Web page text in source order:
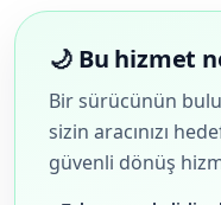
🌙 Bu hizmet
Bir sürücünün
sizin aracınızı
güvenli dönüş